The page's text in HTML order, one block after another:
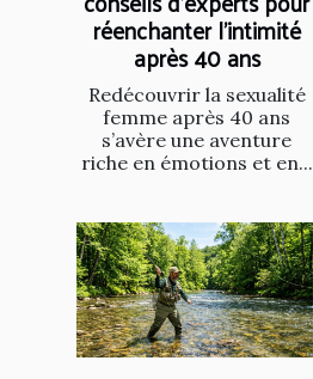
réenchanter l’intimité
après 40 ans
Redécouvrir la sexualité
femme après 40 ans
s’avère une aventure
riche en émotions et en...